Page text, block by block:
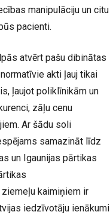
manipulāciju un citu
pacienti.
atvērt pašu dibinātas
akti ļauj tikai
ļaujot poliklīnikām un
zāļu cenu
Ar šādu soli
samazināt līdz
un Igaunijas pārtikas
kaimiņiem ir
iedzīvotāju ienākumi